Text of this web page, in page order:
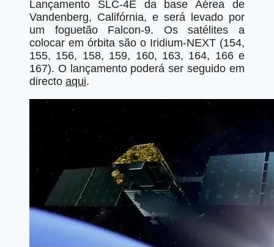
Lançamento SLC-4E da base Aérea de
Vandenberg, Califórnia, e será levado por
um foguetão Falcon-9. Os satélites a
colocar em órbita são o Iridium-NEXT (154,
155, 156, 158, 159, 160, 163, 164, 166 e
167). O lançamento poderá ser seguido em
directo aqui.